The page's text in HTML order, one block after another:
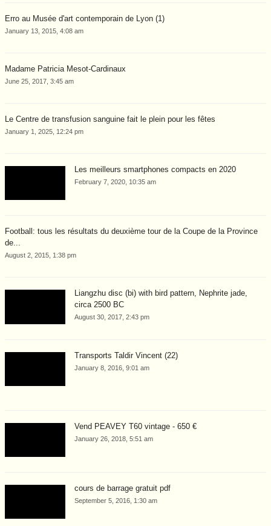
Erro au Musée d'art contemporain de Lyon (1)
January 13, 2015, 4:08 am
Madame Patricia Mesot-Cardinaux
June 25, 2017, 3:45 am
Le Centre de transfusion sanguine fait le plein pour les fêtes
January 1, 2025, 12:24 pm
Les meilleurs smartphones compacts en 2020
February 7, 2020, 10:35 am
Football: tous les résultats du deuxième tour de la Coupe de la Province
de...
August 2, 2015, 1:38 pm
Liangzhu disc (bi) with bird pattern, Nephrite jade,
circa 2500 BC
August 30, 2017, 2:43 pm
Transports Taldir Vincent (22)
January 8, 2016, 9:01 am
Vend PEAVEY T60 vintage - 650 €
January 26, 2018, 5:51 am
cours de barrage gratuit pdf
September 5, 2016, 1:30 am